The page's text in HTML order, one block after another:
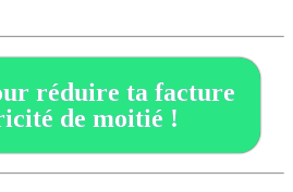
réduire ta facture
de moitié !